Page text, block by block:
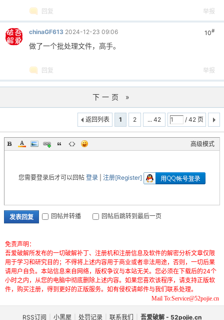
回复 举报
10#
chinaGF613 2024-12-23 09:06
做了一个批处理文件，高手。
回复 举报
下一页 »
1 2 ... 42 / 42 页
返回列表
高级模式
您需要登录后才可以回帖 登录 注册[Register]
发表回复 回帖并转播 回帖后跳转到最后一页
免责声明：
吾爱破解所发布的一切破解补丁、注册机和注册信息及软件的解密分析文章仅限
用于学习和研究目的；不得将上述内容用于商业或者非法用途，否则，一切后果
请用户自负。本站信息来自网络，版权争议与本站无关。您必须在下载后的24个
小时之内，从您的电脑中彻底删除上述内容。如果您喜欢该程序，请支持正版软
件，购买注册，得到更好的正版服务。如有侵权请邮件与我们联系处理。
Mail To:Service@52pojie.cn
RSS订阅 小黑屋 处罚记录 联系我们 吾爱破解 - 52pojie.cn